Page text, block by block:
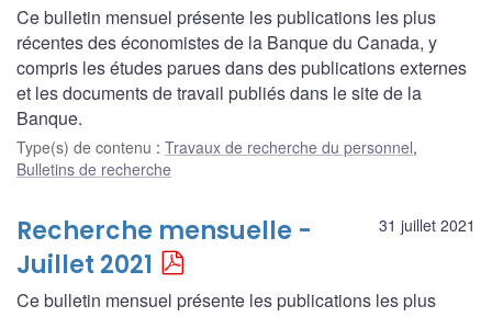
Ce bulletin mensuel présente les publications les plus
récentes des économistes de la Banque du Canada, y
compris les études parues dans des publications externes
et les documents de travail publiés dans le site de la
Banque.
Type(s) de contenu : Travaux de recherche du personnel,
Bulletins de recherche
31 juillet 2021
Recherche mensuelle -
Juillet 2021
Ce bulletin mensuel présente les publications les plus